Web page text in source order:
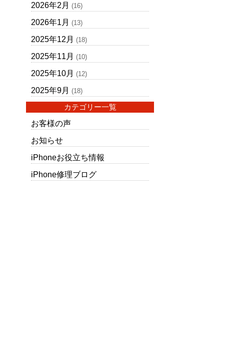
2026年2月 (16)
2026年1月 (13)
2025年12月 (18)
2025年11月 (10)
2025年10月 (12)
2025年9月 (18)
カテゴリー一覧
お客様の声
お知らせ
iPhoneお役立ち情報
iPhone修理ブログ